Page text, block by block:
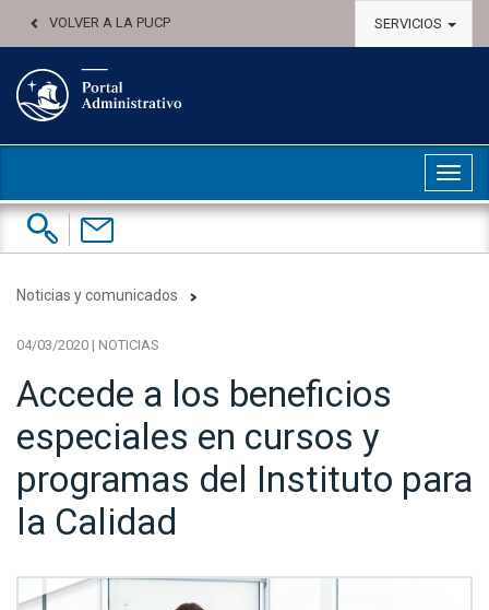
VOLVER A LA PUCP SERVICIOS
Buscar:
Contáctenos
Noticias y comunicados
04/03/2020 | NOTICIAS
Accede a los beneficios
especiales en cursos y
programas del Instituto para
la Calidad